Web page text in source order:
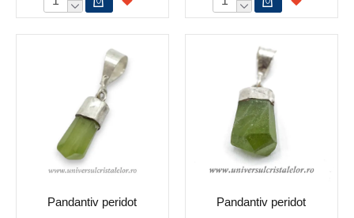
Pandantiv peridot
Pandantiv peridot